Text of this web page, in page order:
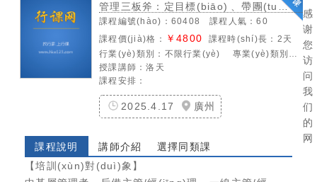
管理三板斧：定目標(biāo)、帶團(tuán)隊(duì)、拿結(jié)果
課程編號(hào)：60408 課程人氣：60
課程價(jià)格：
￥4800 課程時(shí)長：2天
行業(yè)類別： 不限行業(yè) 專業(yè)類別：
管
授課講師：洛天
課程安排：
2025.4.17 廣州
課程說明 講師介紹
選擇同類課
【培訓(xùn)對(duì)象】
感
谢
您
访
问
我
们
的
网